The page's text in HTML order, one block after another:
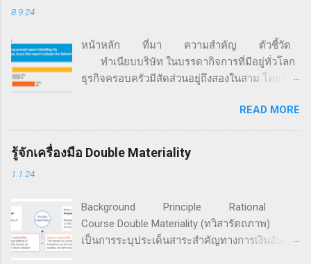
8.9.24
หน้าหลัก ที่มา ความสำคัญ ตัวชี้วัด
ทำเนียบบริษัท ในบรรดากิจการที่มีอยู่ทั่วโลก
ธุรกิจครอบครัวมีสัดส่วนอยู่ถึงสองในสาม โดยมี
สัดส่วนการจ้างงานอยู่ราว 60% นอกจากนี้ 85%
ของธุรกิจสตาร์ตอัปทั่วโลก ถูกก่อตั้งขึ้นด้วยเงิน
จากครอบครัว (ที่มา: FFI Global Data Points) จาก
ข้อมูลการสำรวจของ Family Business Network
ใน 65 ประเทศทั่วโลก ระบุว่า แม้กิจการครอบครัว
จะให้ความสำคัญเพิ่มขึ้นกับประเด็นสิ่งแวดล้อม
สังคม และธรรมาภิบาล (ESG) แต่เกือบ 60% ของ
READ MORE
รู้จักเครื่องมือ Double Materiality
1.1.24
Background Principle Rational
Course Double Materiality (ทวิสารัตถภาพ)
เป็นการระบุประเด็นสาระสำคัญทางการเงินอัน